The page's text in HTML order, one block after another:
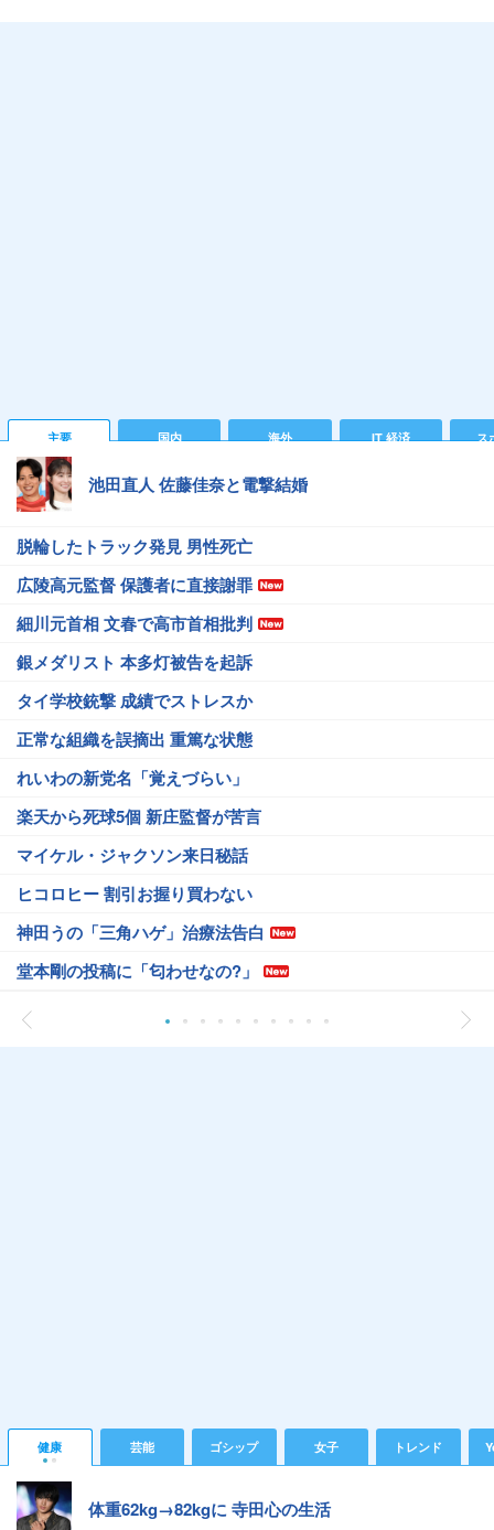
主要 国内 海外 IT 経済 ス
池田直人 佐藤佳奈と電撃結婚
脱輪したトラック発見 男性死亡
広陵高元監督 保護者に直接謝罪
細川元首相 文春で高市首相批判
銀メダリスト 本多灯被告を起訴
タイ学校銃撃 成績でストレスか
正常な組織を誤摘出 重篤な状態
れいわの新党名「覚えづらい」
楽天から死球5個 新庄監督が苦言
マイケル・ジャクソン来日秘話
ヒコロヒー 割引お握り買わない
神田うの「三角ハゲ」治療法告白
堂本剛の投稿に「匂わせなの?」
健康 芸能 ゴシップ 女子 トレンド
体重62kg→82kgに 寺田心の生活